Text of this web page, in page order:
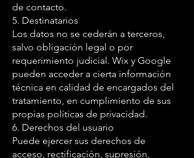
de contacto.
5. Destinatarios
Los datos no se cederán a terceros,
salvo obligación legal o por
requerimiento judicial. Wix y Google
pueden acceder a cierta información
técnica en calidad de encargados del
tratamiento, en cumplimiento de sus
propias políticas de privacidad.
6. Derechos del usuario
Puede ejercer sus derechos de
acceso, rectificación, supresión,